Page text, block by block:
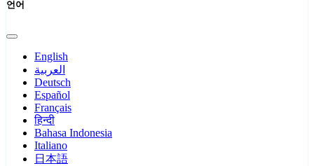
언어
English
العربية
Deutsch
Español
Français
हिन्दी
Bahasa Indonesia
Italiano
日本語